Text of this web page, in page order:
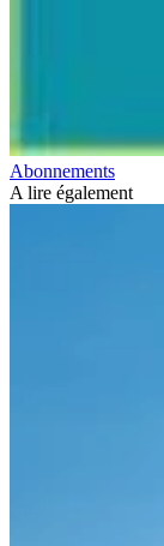
Abonnements
A lire également